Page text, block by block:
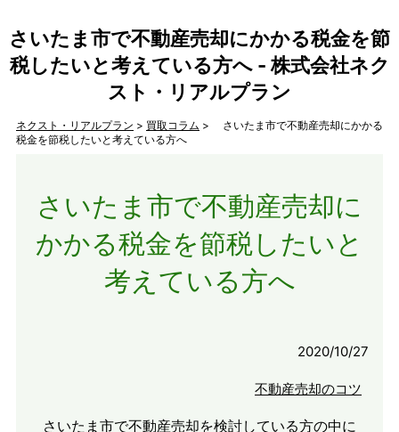
さいたま市で不動産売却にかかる税金を節
税したいと考えている方へ - 株式会社ネク
スト・リアルプラン
ネクスト・リアルプラン > 買取コラム > さいたま市で不動産売却にかかる
税金を節税したいと考えている方へ
さいたま市で不動産売却に
かかる税金を節税したいと
考えている方へ
2020/10/27
不動産売却のコツ
さいたま市で不動産売却を検討している方の中に